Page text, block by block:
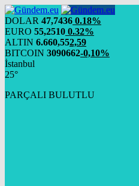
DOLAR 47,7436 0.18%
EURO 55,2510 0.32%
ALTIN 6.660,552,59
BITCOIN 3090662-0,10%
İstanbul
25°
PARÇALI BULUTLU